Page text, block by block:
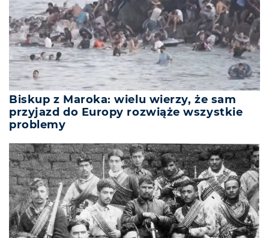
Biskup z Maroka: wielu wierzy, że sam
przyjazd do Europy rozwiąże wszystkie
problemy